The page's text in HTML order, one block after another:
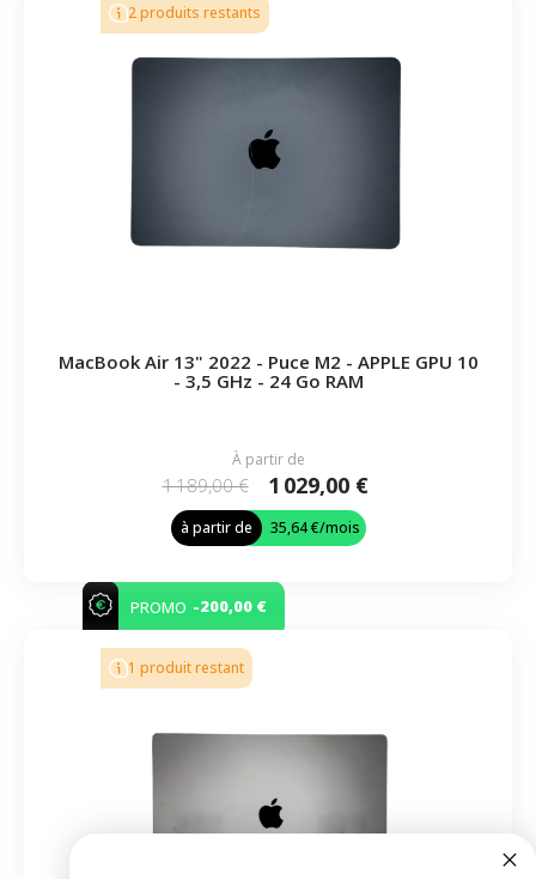
2 produits restants
MacBook Air 13" 2022 - Puce M2 - APPLE GPU 10
- 3,5 GHz - 24 Go RAM
À partir de
1 189,00 € 1 029,00 €
à partir de 35,64 €/mois
PROMO -200,00 €
1 produit restant